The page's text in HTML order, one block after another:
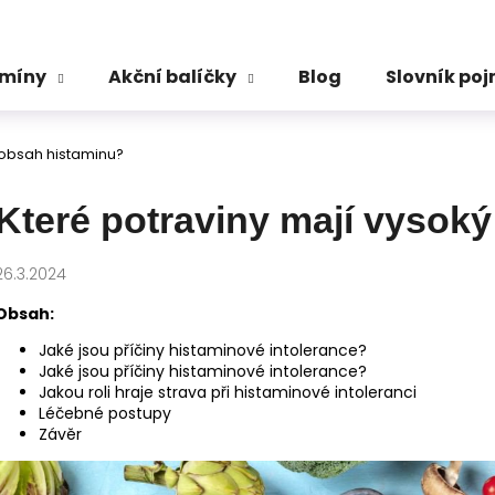
Akční balíčky Blog Slovník
histaminu?
potraviny mají
Jaké jsou příčiny histaminové intolerance?
Jaké jsou příčiny histaminové intolerance?
Jakou roli hraje strava při histaminové intoleranci
Léčebné postupy
Závěr
Co potřebujete najít?
HLEDAT